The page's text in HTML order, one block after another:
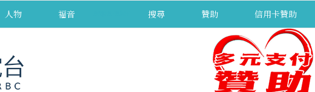
人物 福音 搜尋 贊助 信用卡贊助